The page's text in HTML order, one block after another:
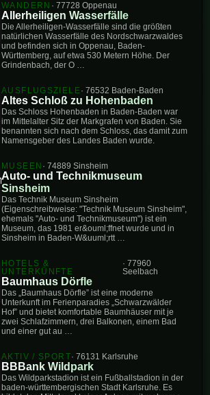
WANDERN · 77728 Oppenau
Allerheiligen Wasserfälle
Die Allerheiligen-Wasserfälle sind die größten
natürlichen Wasserfälle des Nordschwarzwaldes
und befinden sich in Oppenau, Baden-
Württemberg, auf etwa 530 Metern Höhe. Der
Grindenbach, der O …
AUSFLUGSZIELE · 76532 Baden-Baden
Altes Schloß zu Hohenbaden
Das Schloss Hohenbaden in Baden-Baden war
im Mittelalter Sitz der Markgrafen von Baden. Sie
benannten sich nach dem Schloss, das damit zum
Namensgeber des Landes Baden wurde.
MUSEEN · 74889 Sinsheim
Auto- und Technikmuseum
Sinsheim
Das Technik Museum Sinsheim
(Eigenschreibweise: "Technik Museum Sinsheim",
ehemals "Auto- und Technikmuseum") ist ein
Museum, das 1981 er&ouml;ffnet wurde und in
Sinsheim in Baden-W&uuml;rtt …
HOTELS &
UNTERKÜNFTE
· 77960
Seelbach
Baumhaus Dörfle
Das „Baumhaus Dörfle” ist eine moderne
Unterkunft im Ferienparadies „Schwarzwälder
Hof” und bietet komfortable Baumhäuser mit je
zwei Schlafzimmern, drei Balkonen, einem Bad
und einer gut au …
AKTIV / SPORT· 76131 Karlsruhe
BBBank Wildpark
Das Wildparkstadion ist ein Fußballstadion in der
baden-württembergischen Stadt Karlsruhe. Es